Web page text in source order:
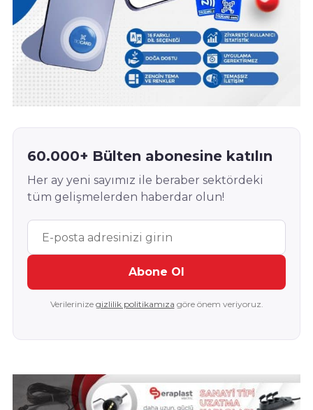
60.000+ Bülten abonesine katılın
Her ay yeni sayımız ile beraber sektördeki
tüm gelişmelerden haberdar olun!
Abone Ol
Verilerinize gizlilik politikamıza göre önem veriyoruz.